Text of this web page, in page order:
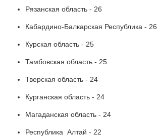
Рязанская область - 26
Кабардино-Балкарская Республика - 26
Курская область - 25
Тамбовская область - 25
Тверская область - 24
Курганская область - 24
Магаданская область - 24
Республика Алтай - 22